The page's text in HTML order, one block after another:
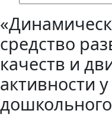
средство
качеств и
активности